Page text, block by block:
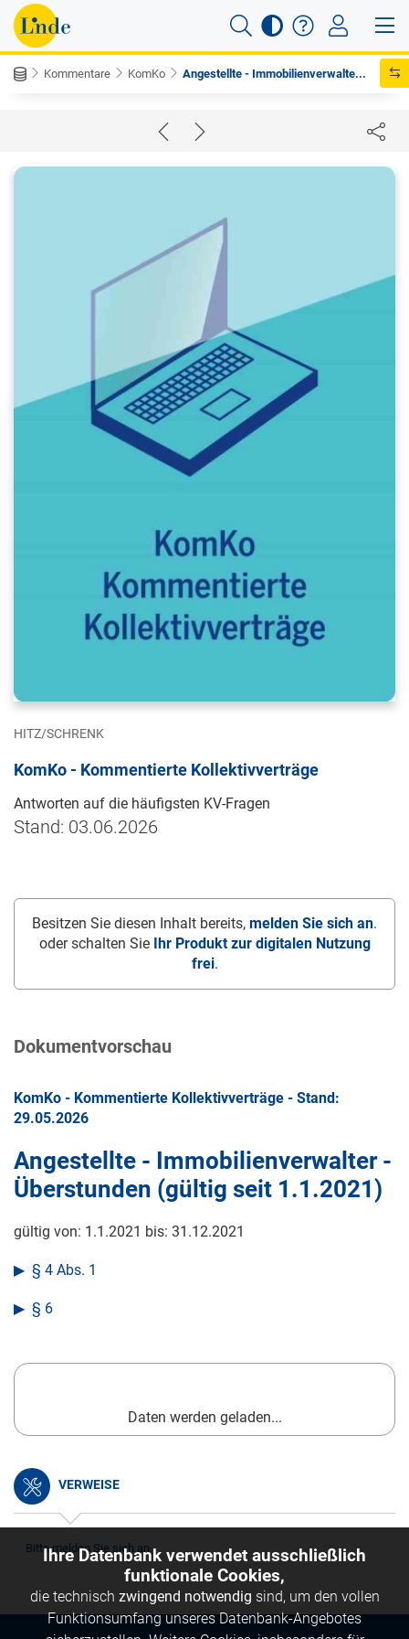
Kommentare KomKo Angestellte - Immobilienverwalte...
HITZ/SCHRENK
KomKo - Kommentierte Kollektivverträge
Antworten auf die häufigsten KV-Fragen
Stand: 03.06.2026
Besitzen Sie diesen Inhalt bereits, melden Sie sich an.
oder schalten Sie
Ihr Produkt zur digitalen Nutzung
frei.
Dokumentvorschau
KomKo - Kommentierte Kollektivverträge - Stand:
29.05.2026
Angestellte - Immobilienverwalter -
Überstunden (gültig seit 1.1.2021)
gültig von: 1.1.2021 bis: 31.12.2021
§ 4 Abs. 1
§ 6
Daten werden geladen...
VERWEISE
Bitte melden Sie sich an.
Ihre Datenbank verwendet ausschließlich
funktionale Cookies,
die technisch zwingend notwendig sind, um den vollen
Funktionsumfang unseres Datenbank-Angebotes